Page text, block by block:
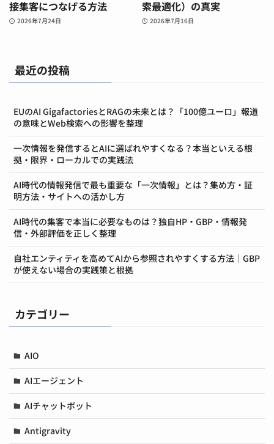
接集客につなげる方法
2026年7月24日
索最適化）の真実
2026年7月16日
最近の投稿
EUのAI GigafactoriesとRAGの未来とは？「100億ユーロ」報道
の意味とWeb検索への影響を整理
一次情報を発信するとAIに選ばれやすくなる？本当といえる根
拠・限界・ローカルでの実践法
AI時代の情報発信で最も重要な「一次情報」とは？集め方・証
明方法・サイトへの活かし方
AI時代の集客で本当に必要なものは？独自HP・GBP・情報発
信・外部評価を正しく整理
自社エンティティを高めてAIから参照されやすくする方法｜GBP
が使えない場合の実践策と根拠
カテゴリー
AIO
AIエージェント
AIチャットボット
Antigravity